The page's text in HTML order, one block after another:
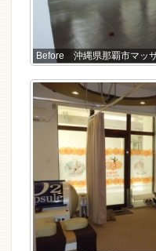
Before 沖縄県那覇市マッ